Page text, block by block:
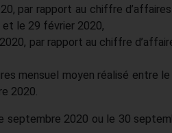
par rapport au chiffre
et le 29 février 2020,
par rapport au chiffre
mensuel moyen réalisé entre le
2020.
septembre 2020 ou le 30